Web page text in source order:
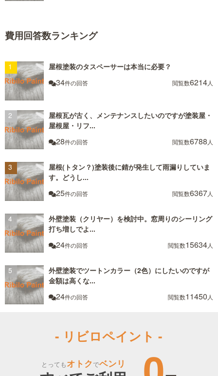
費用回答数ランキング
屋根塗装のタスペーサーは本当に必要？
34件の回答 閲覧数6214人
屋根瓦が古く、メンテナンスしたいのですが塗装屋・
屋根屋・リフ...
28件の回答 閲覧数6788 人
屋根(トタン？)塗装後に錆が発生して雨漏りしていま
す。どうし...
25件の回答 閲覧数6367人
外壁塗装（クリヤー）を検討中。窓周りのシーリング
打ち増しでよ...
24件の回答 閲覧数15634人
外壁塗装でツートンカラー（2色）にしたいのですが
金額は高くな...
24件の回答 閲覧数11450 人
- リビロペイント -
とってもオトクでベンリ